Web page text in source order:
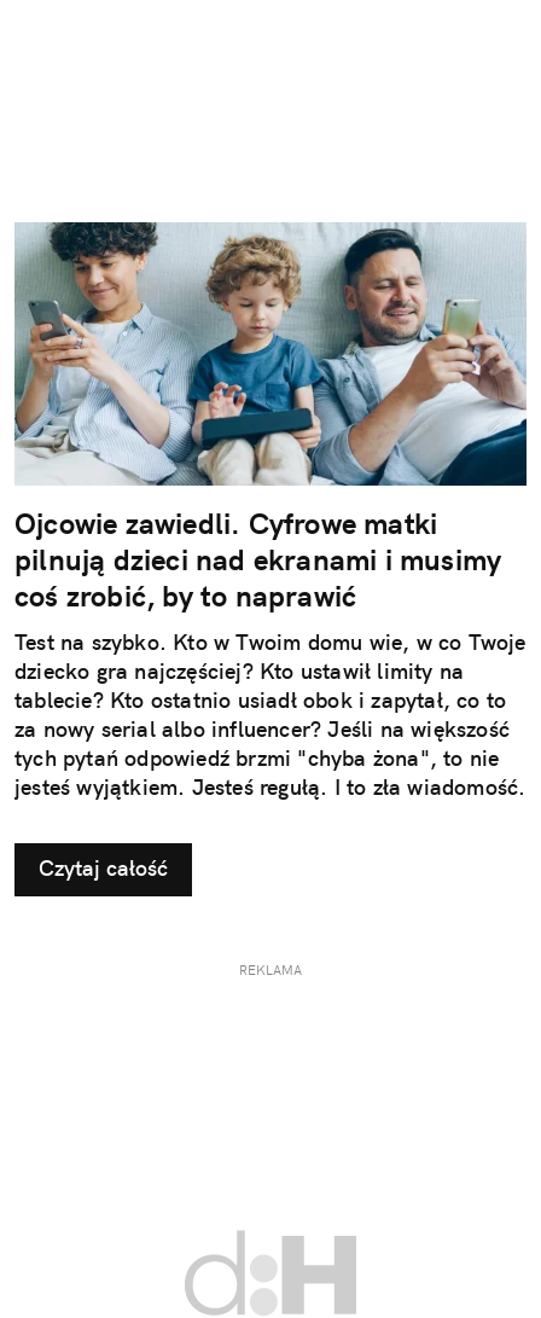
Ojcowie zawiedli. Cyfrowe matki
pilnują dzieci nad ekranami i musimy
coś zrobić, by to naprawić
Test na szybko. Kto w Twoim domu wie, w co Twoje
dziecko gra najczęściej? Kto ustawił limity na
tablecie? Kto ostatnio usiadł obok i zapytał, co to
za nowy serial albo influencer? Jeśli na większość
tych pytań odpowiedź brzmi "chyba żona", to nie
jesteś wyjątkiem. Jesteś regułą. I to zła wiadomość.
Czytaj całość
REKLAMA